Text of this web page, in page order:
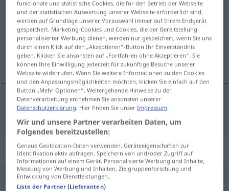
zeitweise
Übersicht aller Übersetzungen
(Für mehr Details die Übersetzung anklicken/antippen)
občas, časem
občas,časem zeitweise
Synonyme für "zeitweise"
mitunter,vereinzelt,manchmal (Hauptform)
funktionale und statistische Cookies, die für den Betrieb der Webseite
und der statistischen Auswertung unserer Webseite erforderlich sind,
werden auf Grundlage unserer Vorauswahl immer auf Ihrem Endgerät
gespeichert. Marketing-Cookies und Cookies, die der Bereitstellung
personalisierter Werbung dienen, werden nur gespeichert, wenn Sie uns
durch einen Klick auf den „Akzeptieren“-Button Ihr Einverständnis
geben. Klicken Sie ansonsten auf „Fortfahren ohne Akzeptieren“. Sie
können Ihre Einwilligung jederzeit für zukünftige Besuche unserer
Webseite widerrufen. Wenn Sie weitere Informationen zu den Cookies
und den Anpassungsmöglichkeiten möchten, klicken Sie einfach auf den
Button „Mehr Optionen“. Weitergehende Hinweise zu der
Datenverarbeitung entnehmen Sie ansonsten unserer
Datenschutzerklärung. Hier finden Sie unserImpressum.
Wir und unsere Partner verarbeiten Daten, um
Folgendes bereitzustellen:
Genaue Geolocation-Daten verwenden. Geräteeigenschaften zur
Identifikation aktiv abfragen. Speichern von und/oder Zugriff auf
Informationen auf einem Gerät. Personalisierte Werbung und Inhalte,
Messung von Werbung und Inhalten, Zielgruppenforschung und
Entwicklung von Dienstleistungen.
Liste der Partner (Lieferanten)